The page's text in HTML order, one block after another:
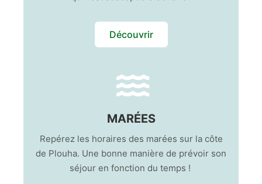
Découvrir
MARÉES
Repérez les horaires des marées sur la côte
de Plouha. Une bonne manière de prévoir son
séjour en fonction du temps !